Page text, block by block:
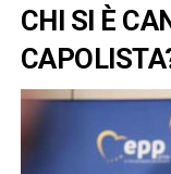
CHI SI È